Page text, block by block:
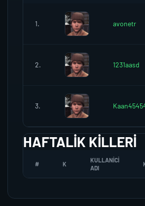
1. avonetr
2. 1231aasd
3.
HAFTALIK KILLERI
# K
KULLANICI
ADI